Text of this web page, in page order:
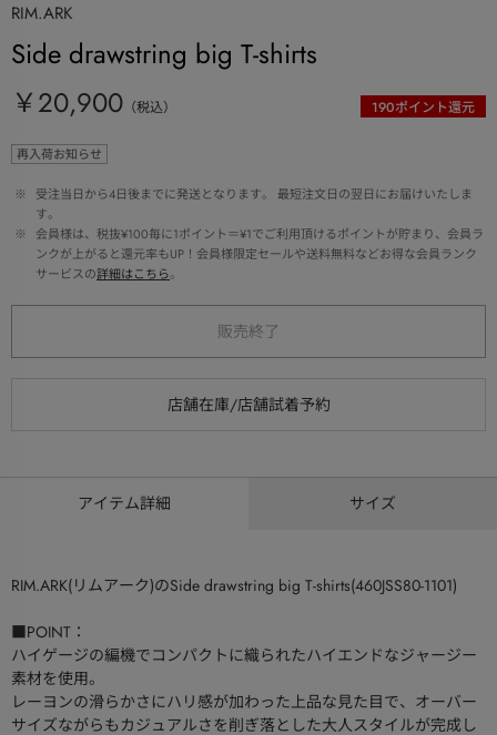
RIM.ARK
Side drawstring big T-shirts
￥20,900 （税込） 190ポイント還元
再入荷お知らせ
※
受注当日から4日後までに発送となります。 最短注文日の翌日にお届けいたしま
す。
※
会員様は、税抜¥100毎に1ポイント＝¥1でご利用頂けるポイントが貯まり、会員ラ
ンクが上がると還元率もUP！会員様限定セールや送料無料などお得な会員ランク
サービスの詳細はこちら。
販売終了
アイテム詳細 サイズ
RIM.ARK(リムアーク)のSide drawstring big T-shirts(460JSS80-1101)
■POINT：
ハイゲージの編機でコンパクトに織られたハイエンドなジャージー
素材を使用。
レーヨンの滑らかさにハリ感が加わった上品な見た目で、オーバー
サイズながらもカジュアルさを削ぎ落とした大人スタイルが完成し